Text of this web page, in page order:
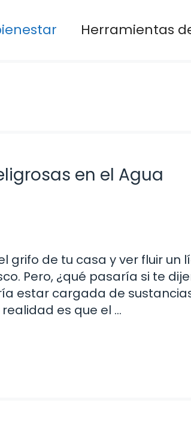
Herramientas
en el Agua
grifo de tu casa y ver fluir un
Pero, ¿qué pasaría si te
estar cargada de
es que el …